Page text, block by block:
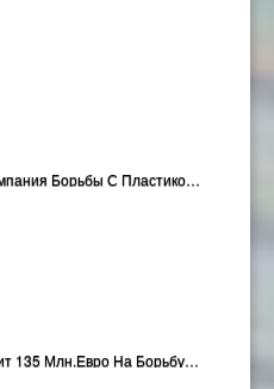
В Хорватии Стартовала Кампания Борьбы С Пластиковы…
Еврокомиссия Перенаправит 135 Млн.евро На Борьбу С…